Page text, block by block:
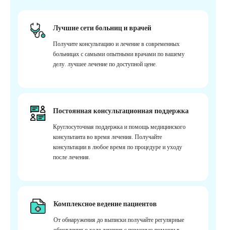
Лучшие сети больниц и врачей
Получите консультацию и лечение в современных
больницах с самыми опытными врачами по вашему
делу. лучшее лечение по доступной цене.
Постоянная консультационная поддержка
Круглосуточная поддержка и помощь медицинского
консультанта во время лечения. Получайте
консультации в любое время по процедуре и уходу
после лечения.
Комплексное ведение пациентов
От обнаружения до выписки получайте регулярные